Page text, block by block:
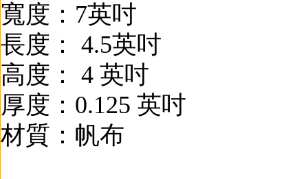
寬度 ： 7英吋
長度：
4.5英吋
高度：
4 英吋
厚度 ：0.125 英吋
材質 ： 帆布